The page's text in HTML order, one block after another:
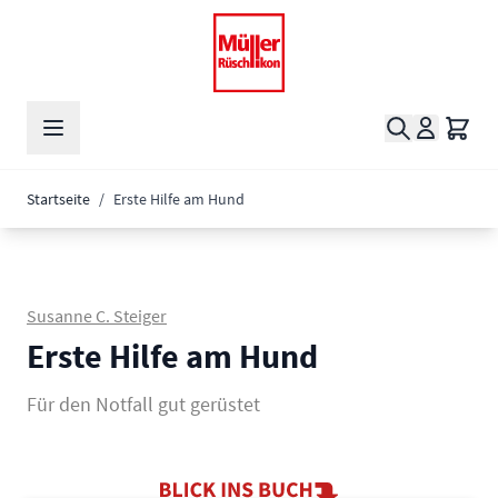
Suche
Startseite / Erste Hilfe am Hund
Susanne C. Steiger
Erste Hilfe am Hund
Für den Notfall gut gerüstet